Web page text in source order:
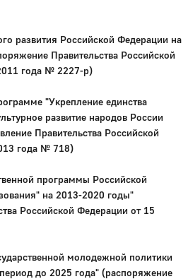
развития Российской Федерации на
Правительства Российской
года № 2227-р)
"Укрепление единства
развитие народов России
Правительства Российской
года № 718)
программы Российской
на 2013-2020 годы"
Российской Федерации от 15
молодежной политики
до 2025 года" (распоряжение